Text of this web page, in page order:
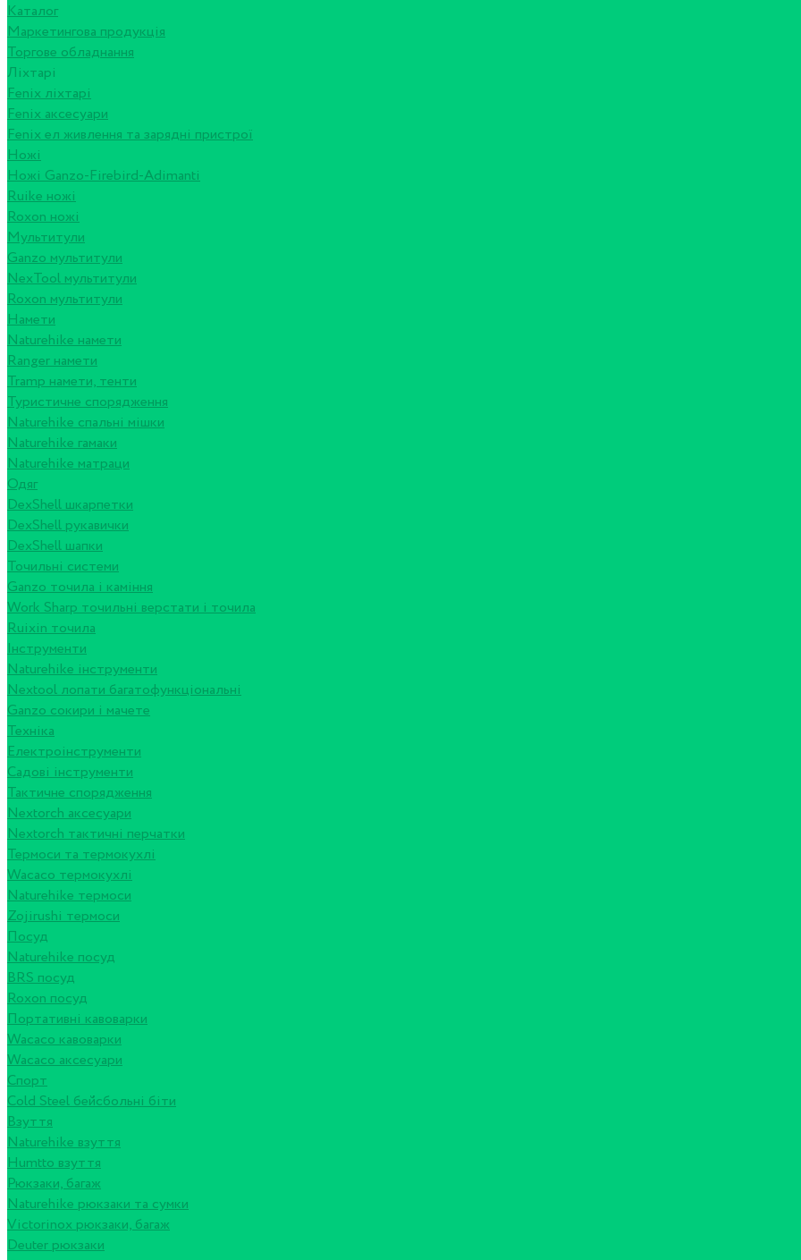
Каталог
Маркетингова продукція
Торгове обладнання
Ліхтарі
Fenix ліхтарі
Fenix аксесуари
Fenix ел живлення та зарядні пристрої
Ножі
Ножі Ganzo-Firebird-Adimanti
Ruike ножі
Roxon ножi
Мультитули
Ganzo мультитули
NexTool мультитули
Roxon мультитули
Намети
Naturehike намети
Ranger намети
Tramp намети, тенти
Туристичне спорядження
Naturehike спальні мішки
Naturehike гамаки
Naturehike матраци
Одяг
DexShell шкарпетки
DexShell рукавички
DexShell шапки
Точильні системи
Ganzo точила і каміння
Work Sharp точильні верстати і точила
Ruixin точила
Інструменти
Naturehike інструменти
Nextool лопати багатофункціональні
Ganzo сокири і мачете
Техніка
Електроінструменти
Садові інструменти
Тактичне спорядження
Nextorch аксесуари
Nextorch тактичні перчатки
Термоси та термокухлі
Wacaco термокухлі
Naturehike термоси
Zojirushi термоси
Посуд
Naturehike посуд
BRS посуд
Roxon посуд
Портативні кавоварки
Wacaco кавоварки
Wacaco аксесуари
Спорт
Cold Steel бейсбольні біти
Взуття
Naturehike взуття
Humtto взуття
Рюкзаки, багаж
Naturehike рюкзаки та сумки
Victorinox рюкзаки, багаж
Deuter рюкзаки